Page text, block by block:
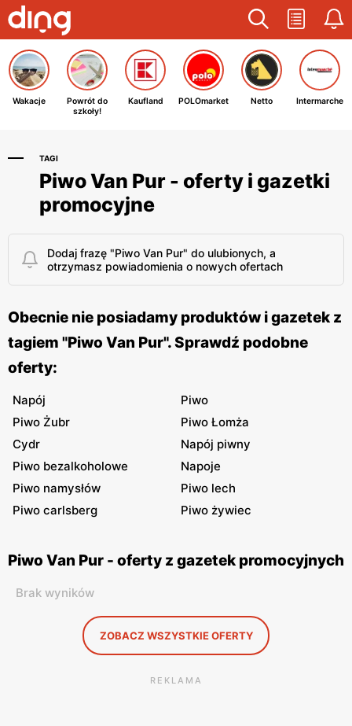
Wakacje
Powrót do
szkoły!
Kaufland POLOmarket Netto Intermarche
TAGI
Piwo Van Pur - oferty i gazetki
promocyjne
Dodaj frazę "Piwo Van Pur" do ulubionych, a
otrzymasz powiadomienia o nowych ofertach
Obecnie nie posiadamy produktów i gazetek z
tagiem "Piwo Van Pur". Sprawdź podobne
oferty:
Napój
Piwo
Piwo Żubr
Piwo Łomża
Cydr
Napój piwny
Piwo bezalkoholowe
Napoje
Piwo namysłów
Piwo lech
Piwo carlsberg
Piwo żywiec
Piwo Van Pur - oferty z gazetek promocyjnych
Brak wyników
ZOBACZ WSZYSTKIE OFERTY
REKLAMA